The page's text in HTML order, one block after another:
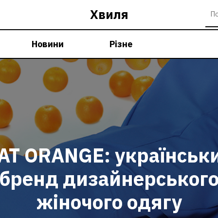
Хвиля
Новини Різне
ORANGE:
бренд
жіночого одягу